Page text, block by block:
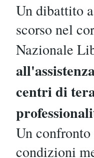
Un dibattito
scorso nel
Nazionale
centri di
Un
condizioni